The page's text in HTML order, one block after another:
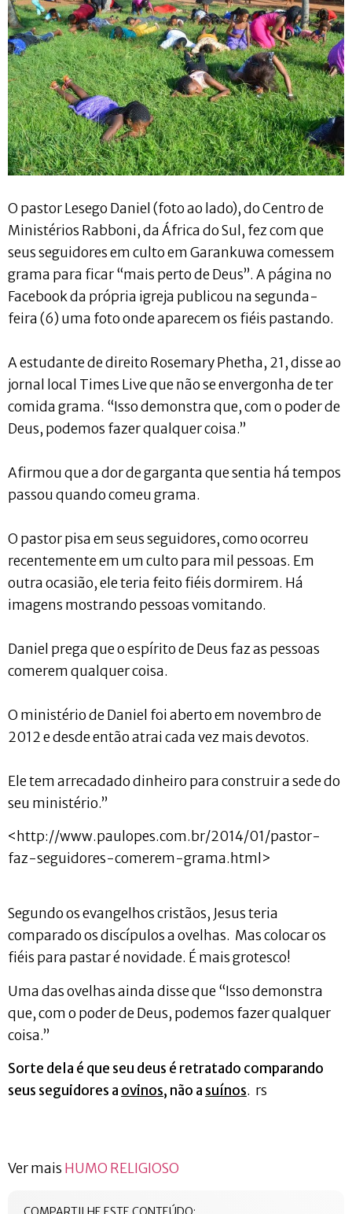
O pastor Lesego Daniel (foto ao lado), do Centro de
Ministérios Rabboni, da África do Sul, fez com que
seus seguidores em culto em Garankuwa comessem
grama para ficar “mais perto de Deus”. A página no
Facebook da própria igreja publicou na segunda-
feira (6) uma foto onde aparecem os fiéis pastando.
A estudante de direito Rosemary Phetha, 21, disse ao
jornal local Times Live que não se envergonha de ter
comida grama. “Isso demonstra que, com o poder de
Deus, podemos fazer qualquer coisa.”
Afirmou que a dor de garganta que sentia há tempos
passou quando comeu grama.
O pastor pisa em seus seguidores, como ocorreu
recentemente em um culto para mil pessoas. Em
outra ocasião, ele teria feito fiéis dormirem. Há
imagens mostrando pessoas vomitando.
Daniel prega que o espírito de Deus faz as pessoas
comerem qualquer coisa.
O ministério de Daniel foi aberto em novembro de
2012 e desde então atrai cada vez mais devotos.
Ele tem arrecadado dinheiro para construir a sede do
seu ministério.”
<http://www.paulopes.com.br/2014/01/pastor-
faz-seguidores-comerem-grama.html>
Segundo os evangelhos cristãos, Jesus teria
comparado os discípulos a ovelhas. Mas colocar os
fiéis para pastar é novidade. É mais grotesco!
Uma das ovelhas ainda disse que “Isso demonstra
que, com o poder de Deus, podemos fazer qualquer
coisa.”
Sorte dela é que seu deus é retratado comparando
seus seguidores a ovinos, não a suínos. rs
Ver mais HUMO RELIGIOSO